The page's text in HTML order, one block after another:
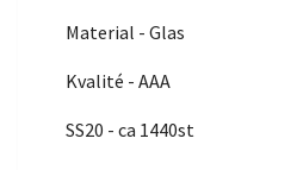
Material - Glas
Kvalité - AAA
SS20 - ca 1440st